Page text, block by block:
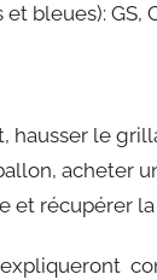
bleues): GS,
hausser le
acheter
récupérer la